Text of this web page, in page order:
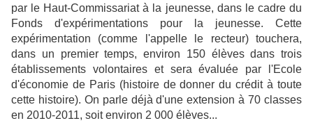
par le Haut-Commissariat à la jeunesse, dans le cadre du
Fonds d'expérimentations pour la jeunesse. Cette
expérimentation (comme l'appelle le recteur) touchera,
dans un premier temps, environ 150 élèves dans trois
établissements volontaires et sera évaluée par l'Ecole
d'économie de Paris (histoire de donner du crédit à toute
cette histoire). On parle déjà d'une extension à 70 classes
en 2010-2011, soit environ 2 000 élèves...